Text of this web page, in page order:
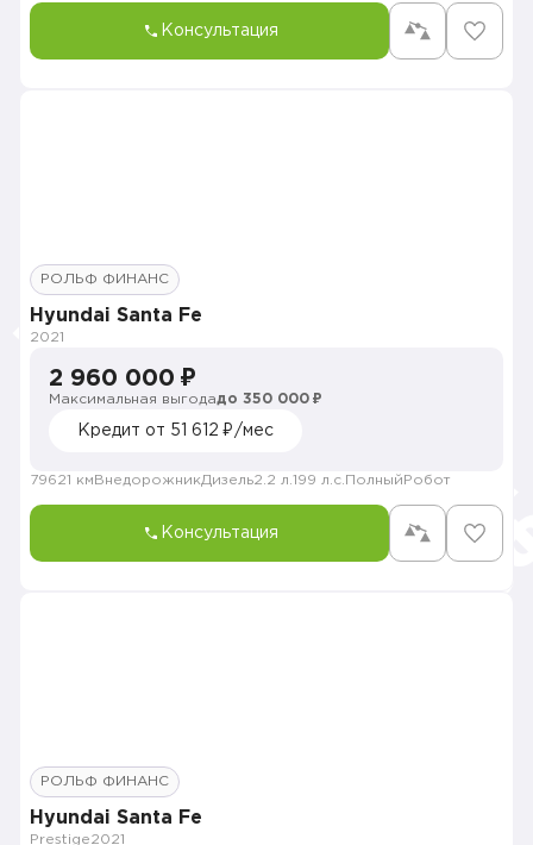
Консультация
РОЛЬФ ФИНАНС
Hyundai Santa Fe
2021
2 960 000 ₽
Максимальная выгодадо 350 000 ₽
Кредит от 51 612 ₽/мес
79621 км ВнедорожникДизель2.2 л. 199 л.с. Полный Робот
Консультация
РОЛЬФ ФИНАНС
Hyundai Santa Fe
Prestige2021